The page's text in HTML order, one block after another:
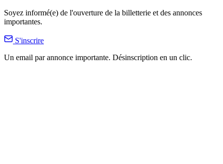
Soyez informé(e) de l'ouverture de la billetterie et des annonces
importantes.
S'inscrire
Un email par annonce importante. Désinscription en un clic.